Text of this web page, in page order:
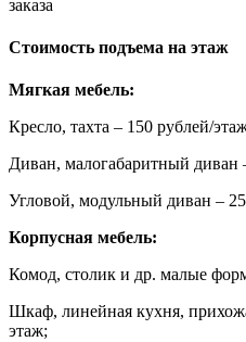
заказа
Стоимость подъема на этаж
Мягкая мебель:
Кресло, тахта – 150 рублей/
Диван, малогабаритный диван
Угловой, модульный диван –
Корпусная мебель:
Комод, столик и др. малые
Шкаф, линейная кухня,
этаж;